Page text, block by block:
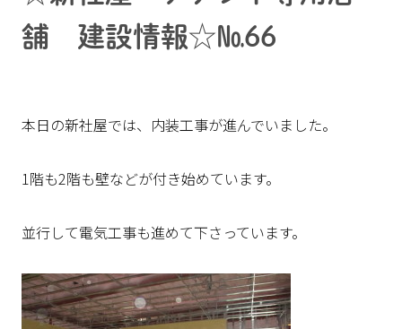
舗 建設情報☆№66
本日の新社屋では、内装工事が進んでいました。
1階も2階も壁などが付き始めています。
並行して電気工事も進めて下さっています。